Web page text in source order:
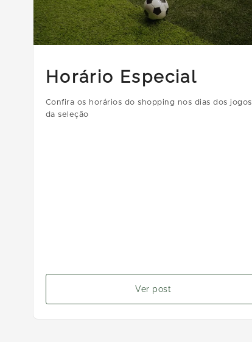
Horário Especial
Confira os horários do shopping nos dias dos jogos
da seleção
Ver post